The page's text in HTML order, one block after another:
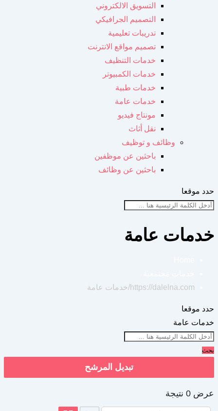
التسويق الالكتروني
التصميم الجرافيكي
تدريبات تعليمية
تصميم مواقع الانترنت
خدمات التنظيف
خدمات الكمبيوتر
خدمات طبية
خدمات عامة
مونتاج فيديو
نقل أثاث
وظائف و توظيف
باحثين عن موظفين
باحثين عن وظائف
حدد موقعا
خدمات عامة
https://dalelna.com/ خدمات عامة
حدد موقعا
خدمات عامة
بحث
تبديل المرشح
عرض 0 نتيجة